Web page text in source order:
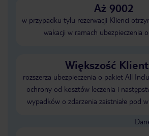
Aż 9002
w przypadku tylu rezerwacji Klienci
wakacji w ramach ubezpieczenia
Większość
rozszerza ubezpieczenia o pakiet All
ochrony od kosztów leczenia i
wypadków o zdarzenia zaistniałe pod